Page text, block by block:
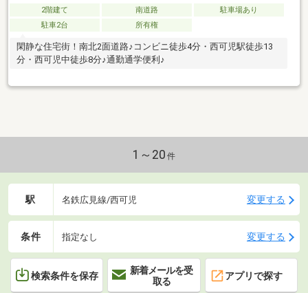
2階建て 南道路
駐車場あり
駐車2台
所有権
閑静な住宅街！南北2面道路♪コンビニ徒歩4分・西可児駅徒歩13
分・西可児中徒歩8分♪通勤通学便利♪
1～20 件
駅 名鉄広見線/西可児 変更する
条件 指定なし 変更する
検索条件を保存
新着メールを受
取る
アプリで探す